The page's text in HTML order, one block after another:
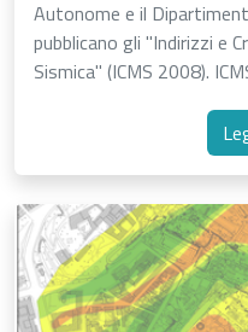
Autonome e il
pubblicano gli "Indirizzi e
Sismica" (ICMS 2008).